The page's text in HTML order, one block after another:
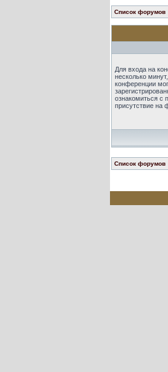
Список форумов
Для входа на
несколько
конференции
ознакомиться с
присутствие на
Список форумов